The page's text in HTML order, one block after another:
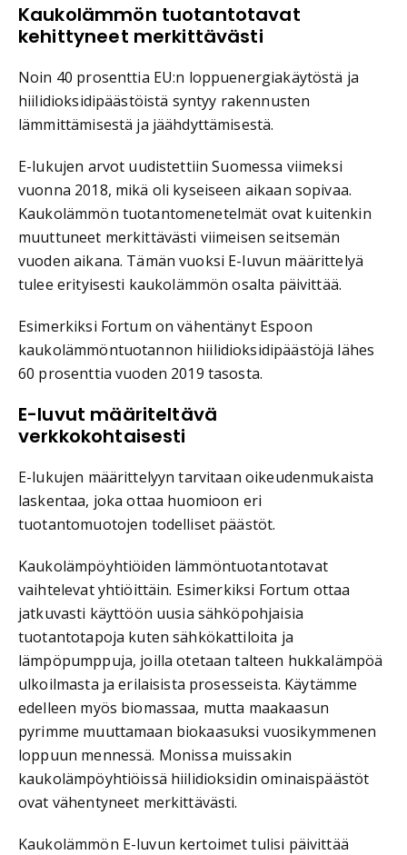
Kaukolämmön tuotantotavat
kehittyneet merkittävästi
Noin 40 prosenttia EU:n loppuenergiakäytöstä ja
hiilidioksidipäästöistä syntyy rakennusten
lämmittämisestä ja jäähdyttämisestä.
E-lukujen arvot uudistettiin Suomessa viimeksi
vuonna 2018, mikä oli kyseiseen aikaan sopivaa.
Kaukolämmön tuotantomenetelmät ovat kuitenkin
muuttuneet merkittävästi viimeisen seitsemän
vuoden aikana. Tämän vuoksi E-luvun määrittelyä
tulee erityisesti kaukolämmön osalta päivittää.
Esimerkiksi Fortum on vähentänyt Espoon
kaukolämmöntuotannon hiilidioksidipäästöjä lähes
60 prosenttia vuoden 2019 tasosta.
E-luvut määriteltävä
verkkokohtaisesti
E-lukujen määrittelyyn tarvitaan oikeudenmukaista
laskentaa, joka ottaa huomioon eri
tuotantomuotojen todelliset päästöt.
Kaukolämpöyhtiöiden lämmöntuotantotavat
vaihtelevat yhtiöittäin. Esimerkiksi Fortum ottaa
jatkuvasti käyttöön uusia sähköpohjaisia
tuotantotapoja kuten sähkökattiloita ja
lämpöpumppuja, joilla otetaan talteen hukkalämpöä
ulkoilmasta ja erilaisista prosesseista. Käytämme
edelleen myös biomassaa, mutta maakaasun
pyrimme muuttamaan biokaasuksi vuosikymmenen
loppuun mennessä. Monissa muissakin
kaukolämpöyhtiöissä hiilidioksidin ominaispäästöt
ovat vähentyneet merkittävästi.
Kaukolämmön E-luvun kertoimet tulisi päivittää